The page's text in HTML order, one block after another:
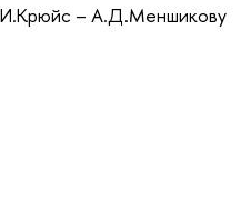
– А.Д.Меншикову